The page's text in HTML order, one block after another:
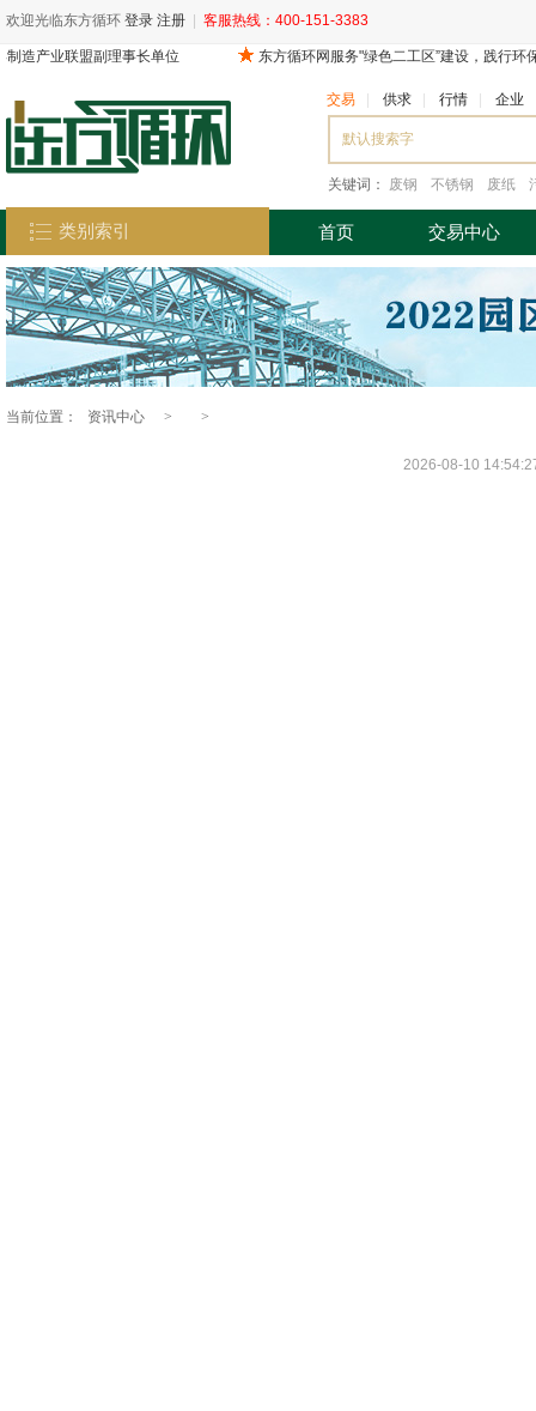
欢迎光临东方循环 登录 注册 客服热线：400-151-3383
交易 供求 行情 企业
关键词： 废钢 不锈钢 废纸
类别索引 首页 交易中心
当前位置： 资讯中心 > >
2026-08-10